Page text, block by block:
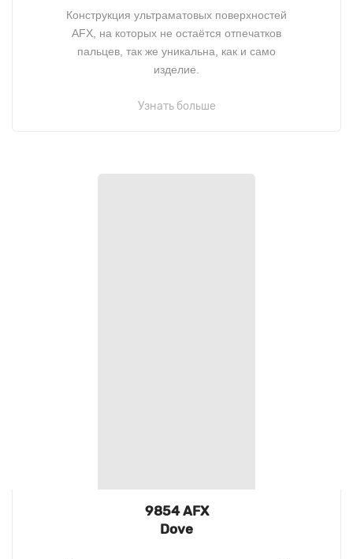
Конструкция ультраматовых поверхностей
AFX, на которых не остаётся отпечатков
пальцев, так же уникальна, как и само
изделие.
Узнать больше
9854 AFX
Dove